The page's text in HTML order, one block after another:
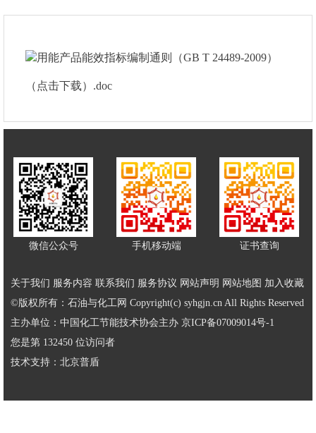
用能产品能效指标编制通则（GB T 24489-2009）
（点击下载）.doc
微信公众号 手机移动端 证书查询
关于我们 服务内容 联系我们 服务协议 网站声明 网站地图 加入收藏
©版权所有：石油与化工网 Copyright(c) syhgjn.cn All Rights Reserved
主办单位：中国化工节能技术协会主办 京ICP备07009014号-1
您是第 132450 位访问者
技术支持： 北京普盾